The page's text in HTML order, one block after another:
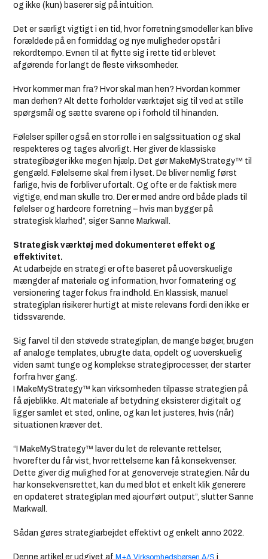
og ikke (kun) baserer sig på intuition.
Det er særligt vigtigt i en tid, hvor forretningsmodeller kan blive
forældede på en formiddag og nye muligheder opstår i
rekordtempo. Evnen til at flytte sig i rette tid er blevet
afgørende for langt de fleste virksomheder.
Hvor kommer man fra? Hvor skal man hen? Hvordan kommer
man derhen? Alt dette forholder værktøjet sig til ved at stille
spørgsmål og sætte svarene op i forhold til hinanden.
Følelser spiller også en stor rolle i en salgssituation og skal
respekteres og tages alvorligt. Her giver de klassiske
strategibøger ikke megen hjælp. Det gør MakeMyStrategy™ til
gengæld. Følelserne skal frem i lyset. De bliver nemlig først
farlige, hvis de forbliver ufortalt. Og ofte er de faktisk mere
vigtige, end man skulle tro. Der er med andre ord både plads til
følelser og hardcore forretning – hvis man bygger på
strategisk klarhed”, siger Sanne Markwall.
Strategisk værktøj med dokumenteret effekt og
effektivitet.
At udarbejde en strategi er ofte baseret på uoverskuelige
mængder af materiale og information, hvor formatering og
versionering tager fokus fra indhold. En klassisk, manuel
strategiplan risikerer hurtigt at miste relevans fordi den ikke er
tidssvarende.
Sig farvel til den støvede strategiplan, de mange bøger, brugen
af analoge templates, ubrugte data, opdelt og uoverskuelig
viden samt tunge og komplekse strategiprocesser, der starter
forfra hver gang.
I MakeMyStrategy™ kan virksomheden tilpasse strategien på
få øjeblikke. Alt materiale af betydning eksisterer digitalt og
ligger samlet et sted, online, og kan let justeres, hvis (når)
situationen kræver det.
“I MakeMyStrategy™ laver du let de relevante rettelser,
hvorefter du får vist, hvor rettelserne kan få konsekvenser.
Dette giver dig mulighed for at genoverveje strategien. Når du
har konsekvensrettet, kan du med blot et enkelt klik generere
en opdateret strategiplan med ajourført output”, slutter Sanne
Markwall.
Sådan gøres strategiarbejdet effektivt og enkelt anno 2022.
Denne artikel er udgivet afM+A Virksomhedsbørsen A/S i